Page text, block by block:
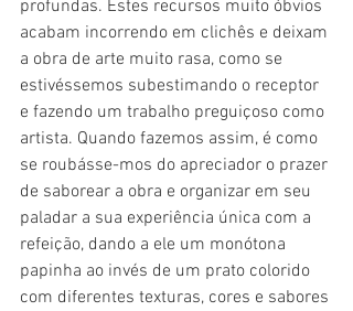
profundas. Estes recursos muito óbvios
acabam incorrendo em clichês e deixam
a obra de arte muito rasa, como se
estivéssemos subestimando o receptor
e fazendo um trabalho preguiçoso como
artista. Quando fazemos assim, é como
se roubásse-mos do apreciador o prazer
de saborear a obra e organizar em seu
paladar a sua experiência única com a
refeição, dando a ele um monótona
papinha ao invés de um prato colorido
com diferentes texturas, cores e sabores